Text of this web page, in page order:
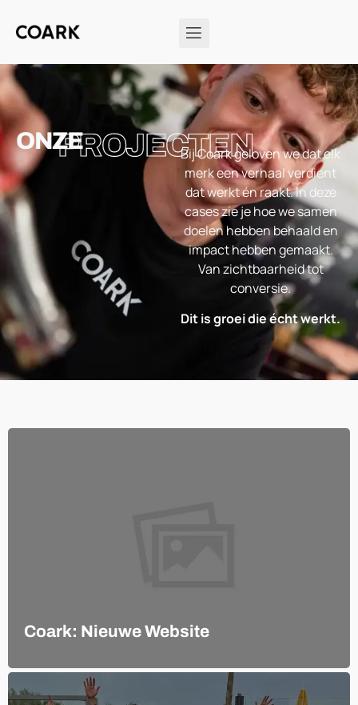
ONZEPROJECTENBij Coark geloven we dat elk
merk een verhaal verdient
dat werkt én raakt. In deze
cases zie je hoe we samen
doelen hebben behaald en
impact hebben gemaakt.
Van zichtbaarheid tot
conversie.
Dit is groei die écht werkt.
Coark: Nieuwe Website